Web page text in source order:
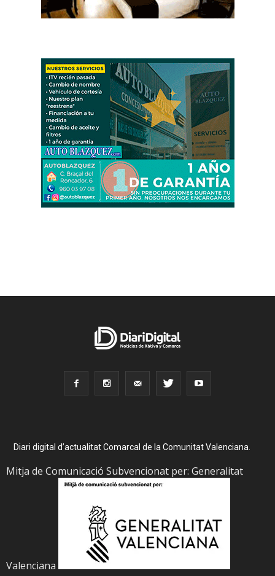
Diari digital d’actualitat Comarcal de la Comunitat Valenciana.
Mitja de Comunicació Subvencionat per: Generalitat
Valenciana